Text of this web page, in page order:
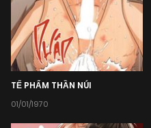
TẾ PHẨM THẦN NÚI
01/01/1970